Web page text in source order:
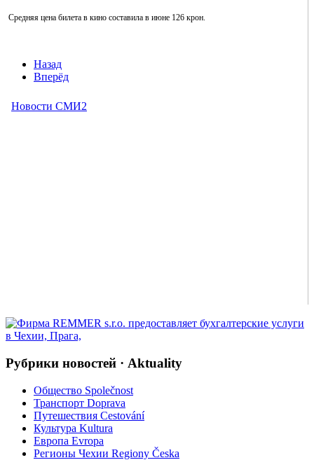
Средняя цена билета в кино составила в июне 126 крон.
Назад
Вперёд
Рубрики новостей · Aktuality
Общество Společnost
Транспорт Doprava
Путешествия Cestování
Культура Kultura
Европа Evropa
Регионы Чехии Regiony Česka